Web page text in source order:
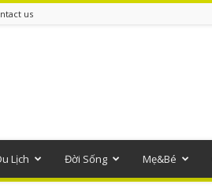
us
Lịch Đời Sống Mẹ&Bé